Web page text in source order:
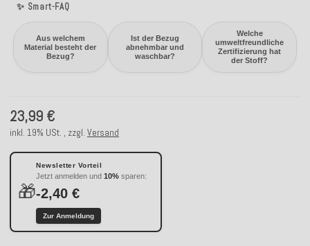
✨ Smart-FAQ
Aus welchem
Material besteht der
Bezug?
Ist der Bezug
abnehmbar und
waschbar?
Welche
umweltfreundliche
Zertifizierung hat
der Stoff?
23,99 €
inkl. 19% USt. , zzgl. Versand
🎁
Newsletter Vorteil
Jetzt anmelden und 10% sparen:
-2,40 €
Zur Anmeldung